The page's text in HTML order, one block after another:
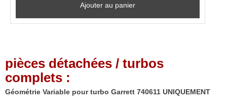
Ajouter au panier
pièces détachées / turbos
complets :
Géométrie Variable pour turbo Garrett 740611 UNIQUEMENT